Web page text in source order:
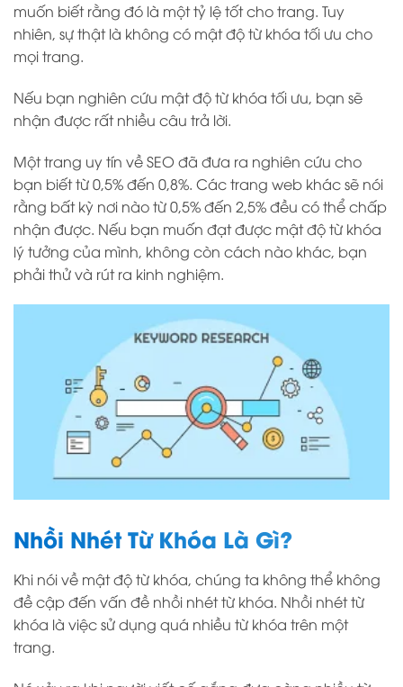
muốn biết rằng đó là một tỷ lệ tốt cho trang. Tuy
nhiên, sự thật là không có mật độ từ khóa tối ưu cho
mọi trang.
Nếu bạn nghiên cứu mật độ từ khóa tối ưu, bạn sẽ
nhận được rất nhiều câu trả lời.
Một trang uy tín về SEO đã đưa ra nghiên cứu cho
bạn biết từ 0,5% đến 0,8%. Các trang web khác sẽ nói
rằng bất kỳ nơi nào từ 0,5% đến 2,5% đều có thể chấp
nhận được. Nếu bạn muốn đạt được mật độ từ khóa
lý tưởng của mình, không còn cách nào khác, bạn
phải thử và rút ra kinh nghiệm.
Nhồi Nhét Từ Khóa Là Gì?
Khi nói về mật độ từ khóa, chúng ta không thể không
đề cập đến vấn đề nhồi nhét từ khóa. Nhồi nhét từ
khóa là việc sử dụng quá nhiều từ khóa trên một
trang.